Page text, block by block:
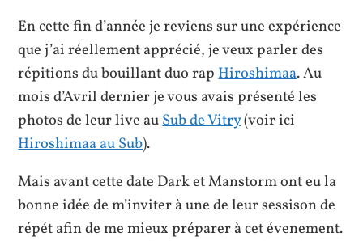
En cette fin d’année je reviens sur une expérience
que j’ai réellement apprécié, je veux parler des
répitions du bouillant duo rapHiroshimaa. Au
mois d’Avril dernier je vous avais présenté les
photos de leur live auSub de Vitry(voir ici
Hiroshimaa au Sub).
Mais avant cette date Dark et Manstorm ont eu la
bonne idée de m’inviter à une de leur sessison de
répét afin de me mieux préparer à cet évenement.